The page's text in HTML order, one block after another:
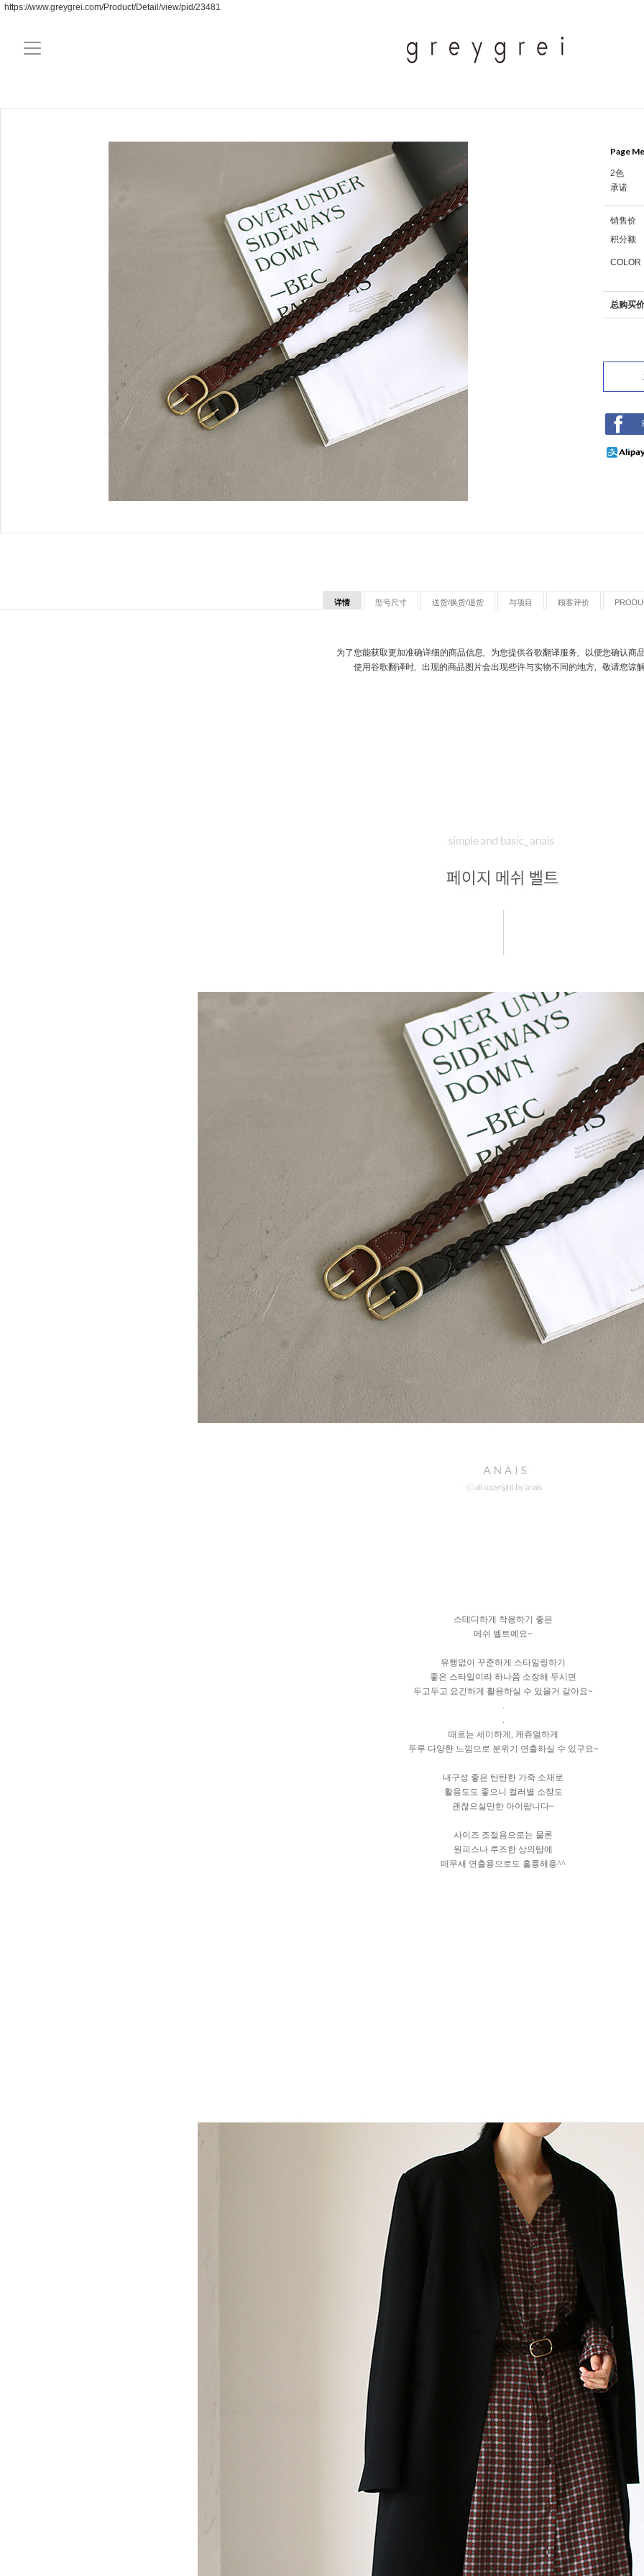
https://www.greygrei.com/Product/Detail/view/pid/23481
Page
2色
承诺
销售价
积分额
COLOR
总购买
详情 型号尺寸 送货/换货/退货 与项目 顾客评价
为了您能获取更加准确详细的商品信息，为您提供谷歌翻译服务，以便您确认商品
使用谷歌翻译时，出现的商品图片会出现些许与实物不同的地方，敬请您谅解
스테디하게 착용하기 좋은
메쉬 벨트예요~
유행없이 꾸준하게 스타일링하기
좋은 스타일이라 하나쯤 소장해 두시면
두고두고 요긴하게 활용하실 수 있을거 같아요~
.
.
때로는 세미하게, 캐쥬얼하게
두루 다양한 느낌으로 분위기 연출하실 수 있구요~
내구성 좋은 탄탄한 가죽 소재로
활용도도 좋으니 컬러별 소장도
괜찮으실만한 아이랍니다~
사이즈 조절용으로는 물론
원피스나 루즈한 상의탑에
매무새 연출용으로도 훌륭해용^^